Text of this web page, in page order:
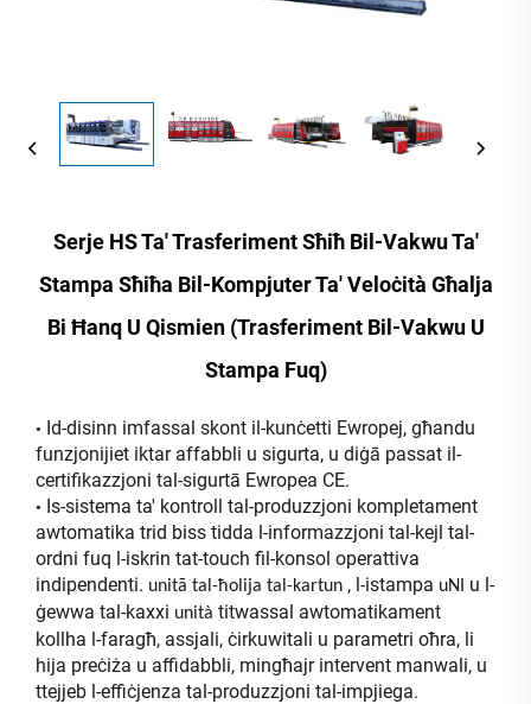
Serje HS Ta' Trasferiment Sħiħ Bil-Vakwu Ta'
Stampa Sħiħa Bil-Kompjuter Ta' Veloċità Għalja
Bi Ħanq U Qismien (Trasferiment Bil-Vakwu U
Stampa Fuq)
• Id-disinn imfassal skont il-kunċetti Ewropej, għandu
funzjonijiet iktar affabbli u sigurta, u diġā passat il-
certifikazzjoni tal-sigurtā Ewropea CE.
• Is-sistema ta' kontroll tal-produzzjoni kompletament
awtomatika trid biss tidda l-informazzjoni tal-kejl tal-
ordni fuq l-iskrin tat-touch fil-konsol operattiva
indipendenti. unitā tal-ħolija tal-kartun , l-istampa uNI u l-
ġewwa tal-kaxxi unità titwassal awtomatikament
kollha l-faragħ, assjali, ċirkuwitali u parametri oħra, li
hija preċiża u affidabbli, mingħajr intervent manwali, u
ttejjeb l-effiċjenza tal-produzzjoni tal-impjiega.